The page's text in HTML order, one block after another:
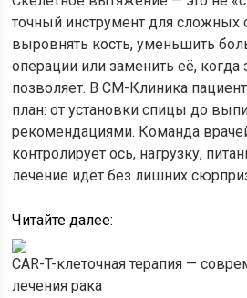
точный инструмент для сложных
выровнять кость, уменьшить
операции или заменить её, когда
позволяет. В СМ-Клиника
план: от установки спицы до
рекомендациями. Команда
контролирует ось, нагрузку,
лечение идёт без лишних
Читайте далее:
CAR-T-клеточная терапия —
лечения рака